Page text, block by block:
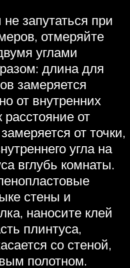
запутаться при
отмеряйте
углами
длина для
замеряется
от внутренних
расстояние от
от точки,
угла на
вглубь комнаты.
стены и
наносите клей
плинтуса,
со стеной,
полотном.